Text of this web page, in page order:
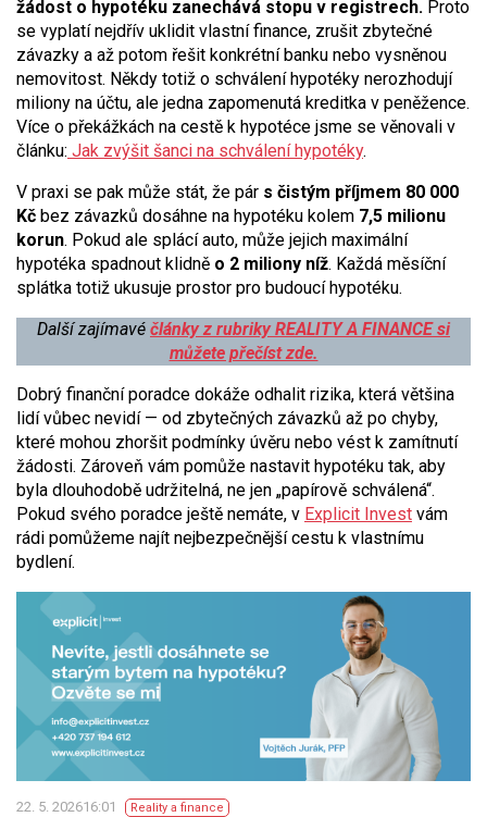
žádost o hypotéku zanechává stopu v registrech. Proto
se vyplatí nejdřív uklidit vlastní finance, zrušit zbytečné
závazky a až potom řešit konkrétní banku nebo vysněnou
nemovitost. Někdy totiž o schválení hypotéky nerozhodují
miliony na účtu, ale jedna zapomenutá kreditka v peněžence.
Více o překážkách na cestě k hypotéce jsme se věnovali v
článku: Jak zvýšit šanci na schválení hypotéky.
V praxi se pak může stát, že pár s čistým příjmem 80 000
Kč bez závazků dosáhne na hypotéku kolem 7,5 milionu
korun. Pokud ale splácí auto, může jejich maximální
hypotéka spadnout klidně o 2 miliony níž. Každá měsíční
splátka totiž ukusuje prostor pro budoucí hypotéku.
Další zajímavé články z rubriky REALITY A FINANCE si
můžete přečíst zde.
Dobrý finanční poradce dokáže odhalit rizika, která většina
lidí vůbec nevidí — od zbytečných závazků až po chyby,
které mohou zhoršit podmínky úvěru nebo vést k zamítnutí
žádosti. Zároveň vám pomůže nastavit hypotéku tak, aby
byla dlouhodobě udržitelná, ne jen „papírově schválená“.
Pokud svého poradce ještě nemáte, v Explicit Invest vám
rádi pomůžeme najít nejbezpečnější cestu k vlastnímu
bydlení.
22. 5. 202616:01 Reality a finance